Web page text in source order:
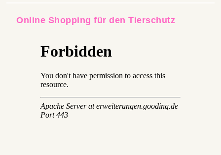
Online Shopping für den Tierschutz